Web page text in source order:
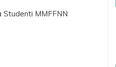
Studenti MMFFNN